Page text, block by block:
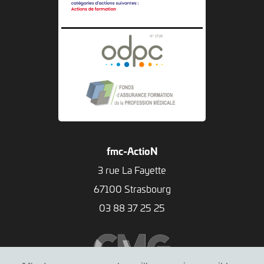
fmc-ActioN
3 rue La Fayette
67100 Strasbourg
03 88 37 25 25